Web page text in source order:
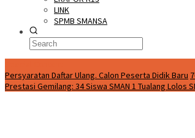
LINK
SPMB SMANSA
Persyaratan Daftar Ulang. Calon Peserta Didik Baru
Prestasi Gemilang: 34 Siswa SMAN 1 Tualang Lolos